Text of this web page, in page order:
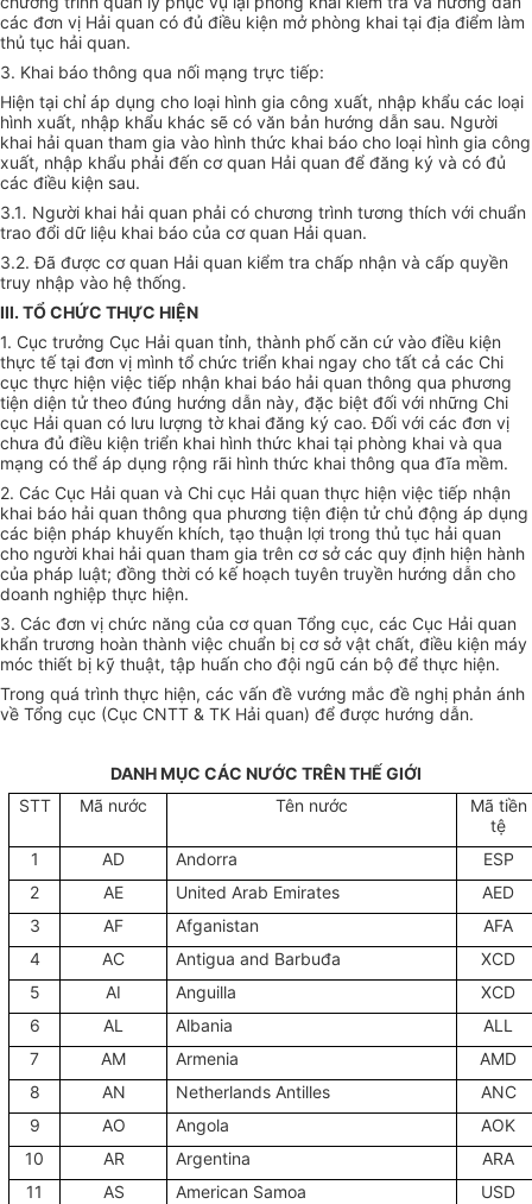
các đơn vị Hải quan có đủ điều kiện mở phòng khai tại địa điểm làm
thủ tục hải quan.
3. Khai báo thông qua nối mạng trực tiếp:
Hiện tại chỉ áp dụng cho loại hình gia công xuất, nhập khẩu các loại
hình xuất, nhập khẩu khác sẽ có văn bản hướng dẫn sau. Người
khai hải quan tham gia vào hình thức khai báo cho loại hình gia công
xuất, nhập khẩu phải đến cơ quan Hải quan để đăng ký và có đủ
các điều kiện sau.
3.1. Người khai hải quan phải có chương trình tương thích với chuẩn
trao đổi dữ liệu khai báo của cơ quan Hải quan.
3.2. Đã được cơ quan Hải quan kiểm tra chấp nhận và cấp quyền
truy nhập vào hệ thống.
III. TỔ CHỨC THỰC HIỆN
1. Cục trưởng Cục Hải quan tỉnh, thành phố căn cứ vào điều kiện
thực tế tại đơn vị mình tổ chức triển khai ngay cho tất cả các Chi
cục thực hiện việc tiếp nhận khai báo hải quan thông qua phương
tiện diện tử theo đúng hướng dẫn này, đặc biệt đối với những Chi
cục Hải quan có lưu lượng tờ khai đăng ký cao. Đối với các đơn vị
chưa đủ điều kiện triển khai hình thức khai tại phòng khai và qua
mạng có thể áp dụng rộng rãi hình thức khai thông qua đĩa mềm.
2. Các Cục Hải quan và Chi cục Hải quan thực hiện việc tiếp nhận
khai báo hải quan thông qua phương tiện điện tử chủ động áp dụng
các biện pháp khuyến khích, tạo thuận lợi trong thủ tục hải quan
cho người khai hải quan tham gia trên cơ sở các quy định hiện hành
của pháp luật; đồng thời có kế hoạch tuyên truyền hướng dẫn cho
doanh nghiệp thực hiện.
3. Các đơn vị chức năng của cơ quan Tổng cục, các Cục Hải quan
khẩn trương hoàn thành việc chuẩn bị cơ sở vật chất, điều kiện máy
móc thiết bị kỹ thuật, tập huấn cho đội ngũ cán bộ để thực hiện.
Trong quá trình thực hiện, các vấn đề vướng mắc đề nghị phản ánh
về Tổng cục (Cục CNTT & TK Hải quan) để được hướng dẫn.
DANH MỤC CÁC NƯỚC TRÊN THẾ GIỚI
STT
Mã nước Tên nước
Mã tiền
tệ
1
AD Andorra
ESP
2
AE United Arab Emirates
AED
3
AF Afganistan
AFA
4
AC Antigua and Barbuđa
XCD
5
AI Anguilla
XCD
6
AL Albania
ALL
7
AM Armenia
AMD
8
AN Netherlands Antilles
ANC
9
AO Angola
AOK
10
AR Argentina
ARA
11
AS American Samoa
USD